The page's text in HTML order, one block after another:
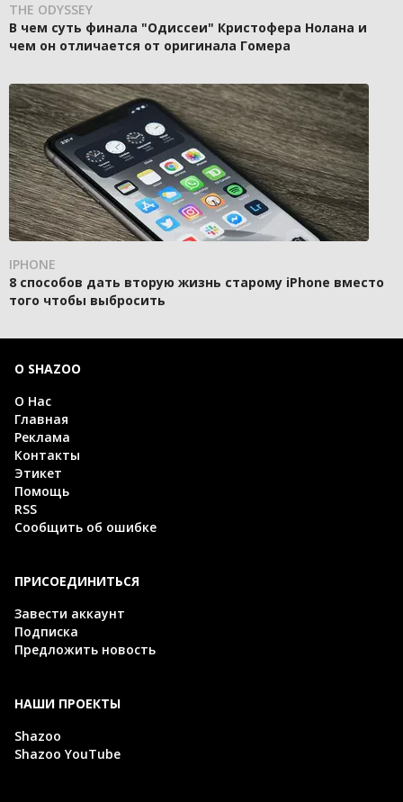
THE ODYSSEY
В чем суть финала "Одиссеи" Кристофера Нолана и
чем он отличается от оригинала Гомера
IPHONE
8 способов дать вторую жизнь старому iPhone вместо
того чтобы выбросить
О SHAZOO
О Нас
Главная
Реклама
Контакты
Этикет
Помощь
RSS
Сообщить об ошибке
ПРИСОЕДИНИТЬСЯ
Завести аккаунт
Подписка
Предложить новость
НАШИ ПРОЕКТЫ
Shazoo
Shazoo YouTube